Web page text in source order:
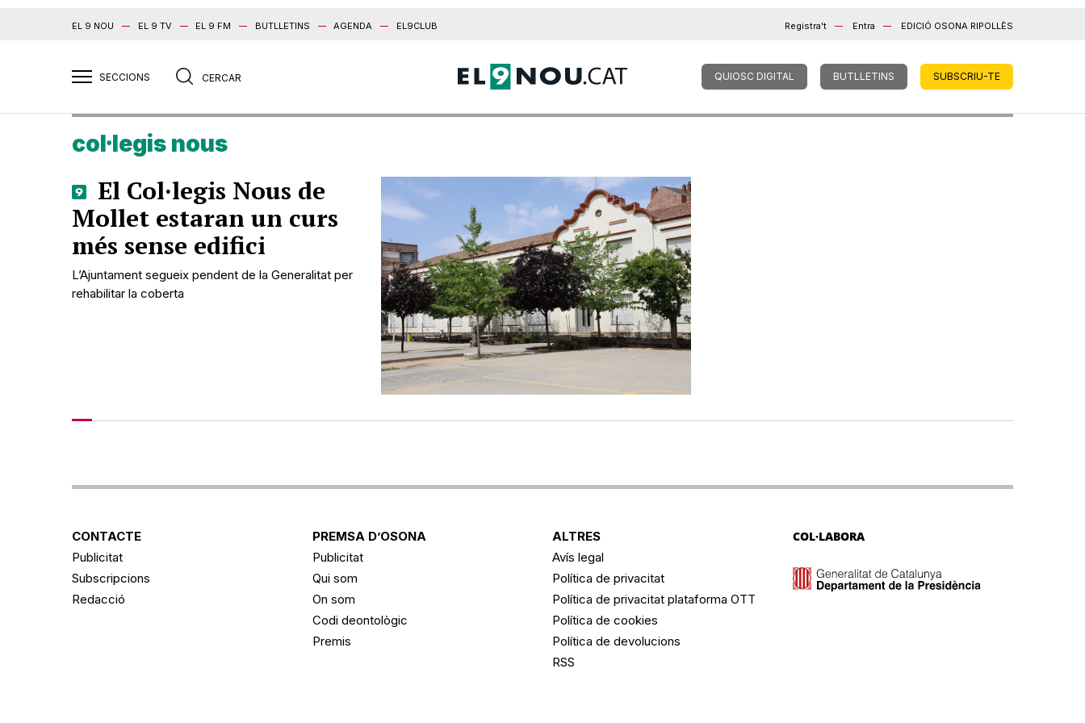
EL 9 NOU EL 9 TV EL 9 FM BUTLLETINS AGENDA EL9CLUB Registra't Entra EDICIÓ OSONA RIPOLLÈS
QUIOSC DIGITAL BUTLLETINS SUBSCRIU-TE
col·legis nous
El Col·legis Nous de
Mollet estaran un curs
més sense edifici
L’Ajuntament segueix pendent de la Generalitat per
rehabilitar la coberta
CONTACTE
Publicitat
Subscripcions
Redacció
PREMSA D’OSONA
Publicitat
Qui som
On som
Codi deontològic
Premis
ALTRES
Avís legal
Política de privacitat
Política de privacitat plataforma OTT
Política de cookies
Política de devolucions
RSS
COL·LABORA